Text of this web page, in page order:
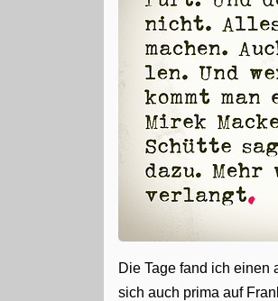
Die Tage fand ich einen
sich auch prima auf